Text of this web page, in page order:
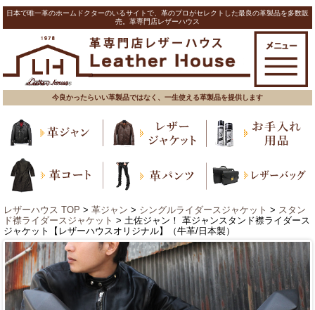
日本で唯一革のホームドクターのいるサイトで、革のプロがセレクトした最良の革製品を多数販
売。革専門店レザーハウス
今良かったらいい革製品ではなく、一生使える革製品を提供します
レザーハウス TOP > 革ジャン > シングルライダースジャケット > スタン
ド襟ライダースジャケット > 土佐ジャン！ 革ジャンスタンド襟ライダース
ジャケット【レザーハウスオリジナル】（牛革/日本製）